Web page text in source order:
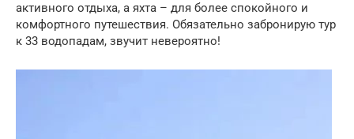
активного отдыха, а яхта – для более спокойного и
комфортного путешествия. Обязательно забронирую тур
к 33 водопадам, звучит невероятно!